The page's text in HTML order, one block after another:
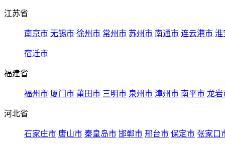
江苏省
南京市 无锡市 徐州市 常州市 苏州市 南通市 连云港市 淮
宿迁市
福建省
福州市 厦门市 莆田市 三明市 泉州市 漳州市 南平市 龙岩
河北省
石家庄市 唐山市 秦皇岛市 邯郸市 邢台市 保定市 张家口